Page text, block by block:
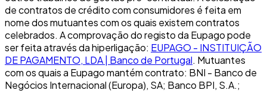
de contratos de crédito com consumidores é feita em
nome dos mutuantes com os quais existem contratos
celebrados. A comprovação do registo da Eupago pode
ser feita através da hiperligação: EUPAGO - INSTITUIÇÃO
DE PAGAMENTO, LDA | Banco de Portugal. Mutuantes
com os quais a Eupago mantém contrato: BNI - Banco de
Negócios Internacional (Europa), SA; Banco BPI, S.A.;